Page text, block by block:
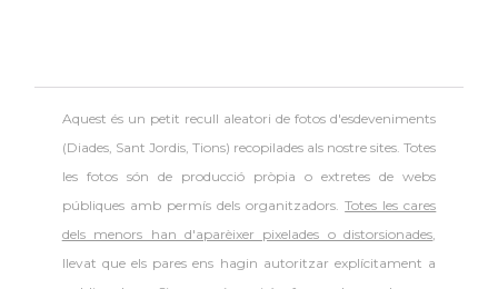
Aquest és un petit recull aleatori defotos d'esdeveniments
(Diades, Sant Jordis, Tions) recopilades als nostre sites. Totes
les fotos són de producció pròpia o extretes de webs
públiques amb permís dels organitzadors.Totes les cares
dels menors han d'aparèixer pixelades o distorsionades,
llevat que els pares ens hagin autoritzar explícitament a